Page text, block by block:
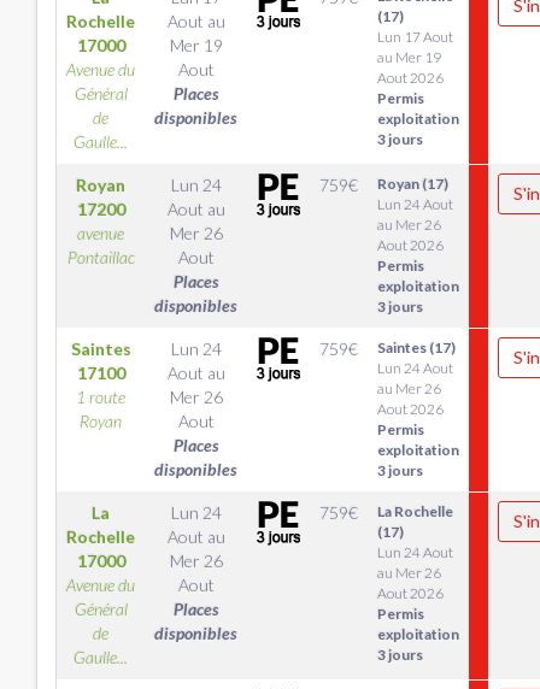
Rochelle
17000
Avenue du
Général
de
Gaulle...
Aout au
Mer 19
Aout
Places
disponibles
(17)
Lun 17 Aout
au Mer 19
Aout 2026
Permis
exploitation
3 jours
Royan
17200
avenue
Pontaillac
Lun 24
Aout au
Mer 26
Aout
Places
disponibles
759€
Royan (17)
Lun 24 Aout
au Mer 26
Aout 2026
Permis
exploitation
3 jours
Saintes
17100
1 route
Royan
Lun 24
Aout au
Mer 26
Aout
Places
disponibles
759€
Saintes (17)
Lun 24 Aout
au Mer 26
Aout 2026
Permis
exploitation
3 jours
La
Rochelle
17000
Avenue du
Général
de
Gaulle...
Lun 24
Aout au
Mer 26
Aout
Places
disponibles
759€
La Rochelle
(17)
Lun 24 Aout
au Mer 26
Aout 2026
Permis
exploitation
3 jours